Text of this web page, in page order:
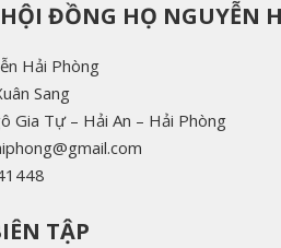
ĐỒNG HỌ NGUYỄN
Hải Phòng
Sang
Gia Tự – Hải An – Hải Phòng
TẬP